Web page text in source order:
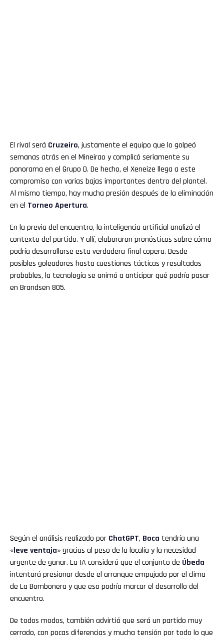
El rival será Cruzeiro, justamente el equipo que lo golpeó
semanas atrás en el Mineirao y complicó seriamente su
panorama en el Grupo D. De hecho, el Xeneize llega a este
compromiso con varias bajas importantes dentro del plantel.
Al mismo tiempo, hay mucha presión después de la eliminación
en el Torneo Apertura.
En la previa del encuentro, la inteligencia artificial analizó el
contexto del partido. Y allí, elaboraron pronósticos sobre cómo
podría desarrollarse esta verdadera final copera. Desde
posibles goleadores hasta cuestiones tácticas y resultados
probables, la tecnología se animó a anticipar qué podría pasar
en Brandsen 805.
Según el análisis realizado por ChatGPT, Boca tendría una
«leve ventaja» gracias al peso de la localía y la necesidad
urgente de ganar. La IA consideró que el conjunto de Úbeda
intentará presionar desde el arranque empujado por el clima
de La Bombonera y que eso podría marcar el desarrollo del
encuentro.
De todos modos, también advirtió que será un partido muy
cerrado, con pocas diferencias y mucha tensión por todo lo que